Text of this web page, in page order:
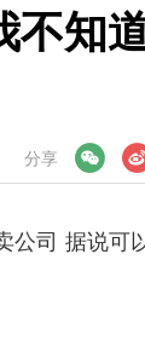
不知
分享
微博
公司 据说可